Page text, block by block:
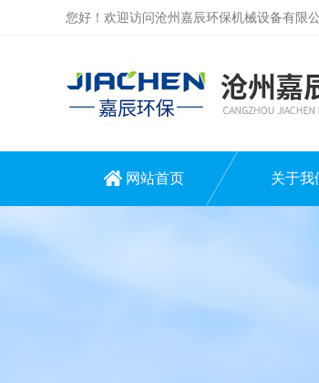
您好！欢迎访问沧州嘉辰环保机械设备有限
网站首页 关于我